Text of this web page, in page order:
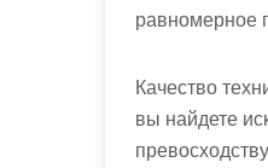
равномерное
Качество
вы найдете